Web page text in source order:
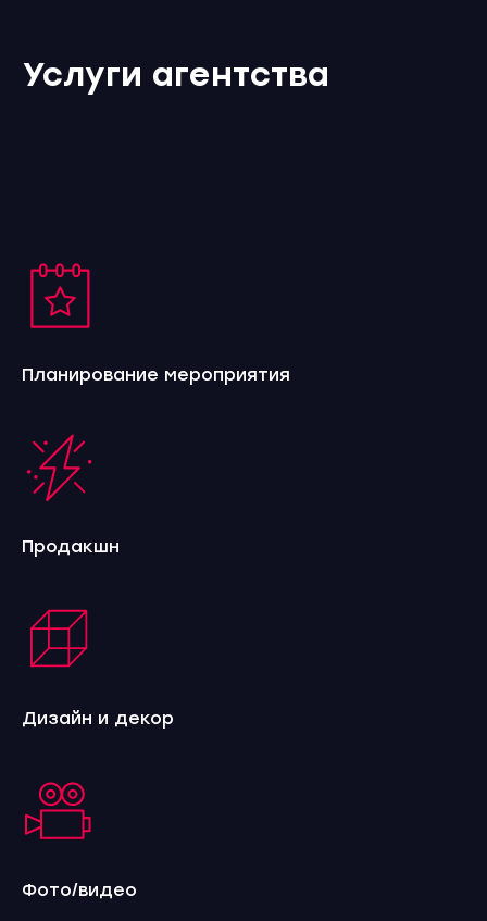
Услуги агентства
Планирование мероприятия
Продакшн
Дизайн и декор
Фото/видео